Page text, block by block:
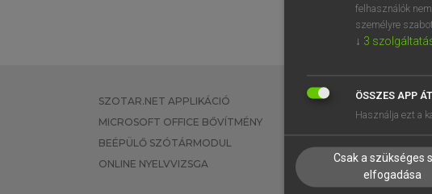
SZOTAR.NET APPLIKÁCIÓ
MICROSOFT OFFICE BŐVÍTMÉNY
BEÉPÜLŐ SZÓTÁRMODUL
ONLINE NYELVVIZSGA
EGYÉNI
TANULÓKNAK
VÁLLALATI MEGOLDÁSOK
felhasználók
személyre
↓ 3
ÖSSZES APP
Használja ezt a
Csak a szükséges
elfogadása